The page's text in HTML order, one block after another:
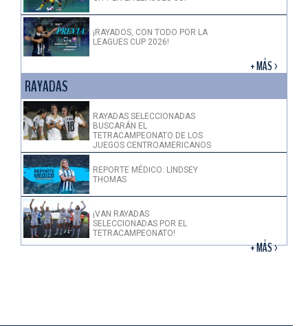
¡RAYADOS, CON TODO POR LA
LEAGUES CUP 2026!
+ MÁS >
RAYADAS
RAYADAS SELECCIONADAS
BUSCARÁN EL
TETRACAMPEONATO DE LOS
JUEGOS CENTROAMERICANOS
REPORTE MÉDICO: LINDSEY
THOMAS
¡VAN RAYADAS
SELECCIONADAS POR EL
TETRACAMPEONATO!
+ MÁS >